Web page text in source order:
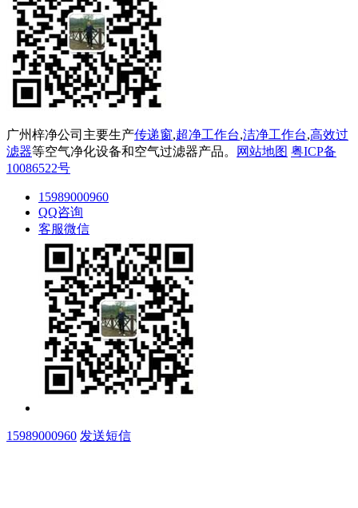
广州梓净公司主要生产传递窗,超净工作台,洁净工作台,高效过
滤器等空气净化设备和空气过滤器产品。 网站地图 粤ICP备
10086522号
15989000960
QQ咨询
客服微信
15989000960 发送短信